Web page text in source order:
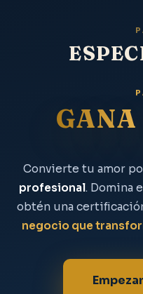
Convierte tu amor
profesional. Domina
obtén una
negocio que